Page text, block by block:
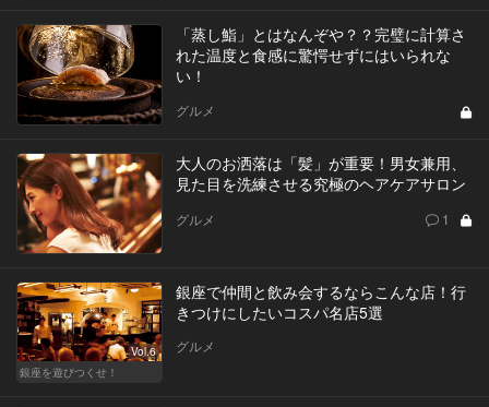
「蒸し鮨」とはなんぞや？？完璧に計算さ
れた温度と食感に驚愕せずにはいられな
い！
グルメ
大人のお洒落は「髪」が重要！男女兼用、
見た目を洗練させる究極のヘアケアサロン
グルメ 1
Vol.6
銀座を遊びつくせ！
銀座で仲間と飲み会するならこんな店！行
きつけにしたいコスパ名店5選
グルメ